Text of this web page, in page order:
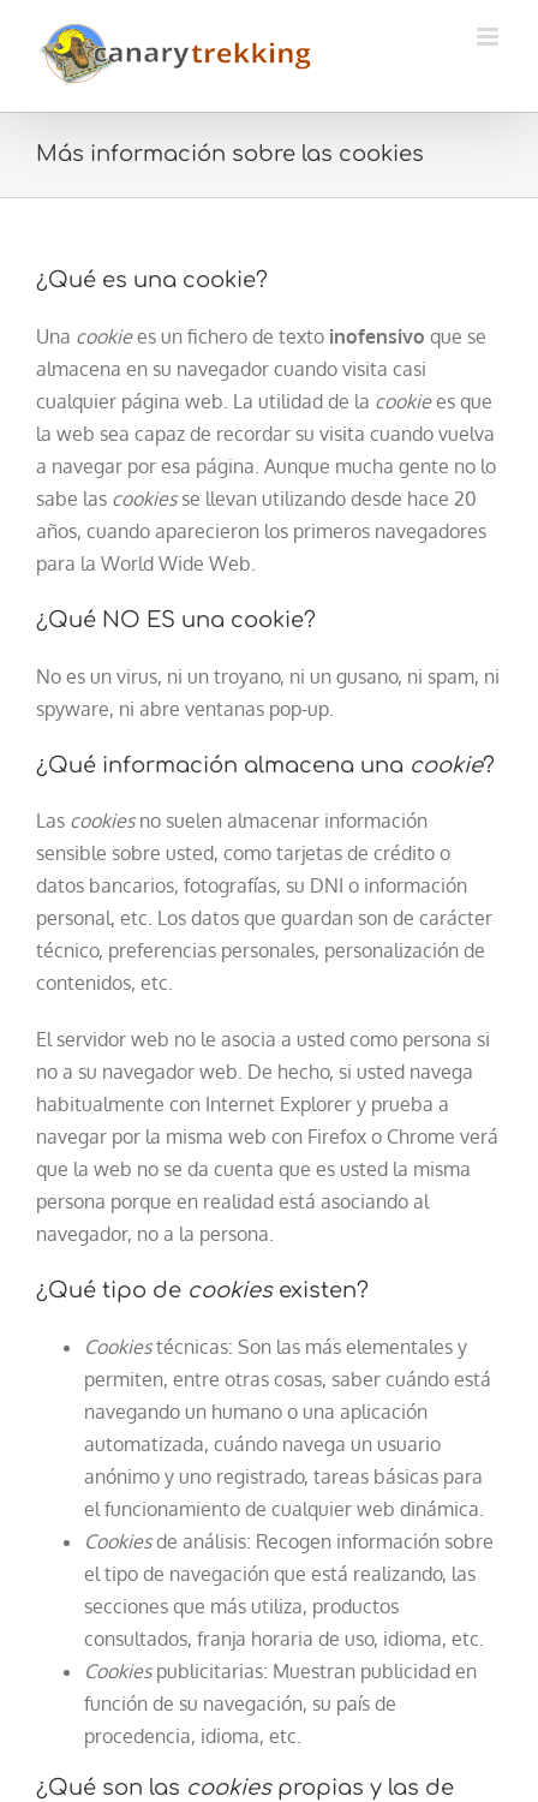
content
Más información sobre las cookies
¿Qué es una cookie?
Una cookiees un fichero de texto inofensivo que se
almacena en su navegador cuando visita casi
cualquier página web. La utilidad de la cookiees que
la web sea capaz de recordar su visita cuando vuelva
a navegar por esa página. Aunque mucha gente no lo
sabe las cookiesse llevan utilizando desde hace 20
años, cuando aparecieron los primeros navegadores
para la World Wide Web.
¿Qué NO ES una cookie?
No es un virus, ni un troyano, ni un gusano, ni spam, ni
spyware, ni abre ventanas pop-up.
¿Qué información almacena una cookie?
Las cookiesno suelen almacenar información
sensible sobre usted, como tarjetas de crédito o
datos bancarios, fotografías, su DNI o información
personal, etc. Los datos que guardan son de carácter
técnico, preferencias personales, personalización de
contenidos, etc.
El servidor web no le asocia a usted como persona si
no a su navegador web. De hecho, si usted navega
habitualmente con Internet Explorer y prueba a
navegar por la misma web con Firefox o Chrome verá
que la web no se da cuenta que es usted la misma
persona porque en realidad está asociando al
navegador, no a la persona.
¿Qué tipo de cookiesexisten?
Cookiestécnicas: Son las más elementales y
permiten, entre otras cosas, saber cuándo está
navegando un humano o una aplicación
automatizada, cuándo navega un usuario
anónimo y uno registrado, tareas básicas para
el funcionamiento de cualquier web dinámica.
Cookiesde análisis: Recogen información sobre
el tipo de navegación que está realizando, las
secciones que más utiliza, productos
consultados, franja horaria de uso, idioma, etc.
Cookiespublicitarias: Muestran publicidad en
función de su navegación, su país de
procedencia, idioma, etc.
¿Qué son las cookiespropias y las de